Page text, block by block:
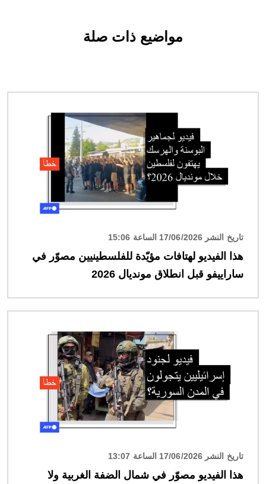
مواضيع ذات صلة
تاريخ النشر 17/06/2026 الساعة 15:06
هذا الفيديو لهتافات مؤيّدة للفلسطينيين مصوّر في
ساراييفو قبل انطلاق مونديال 2026
تاريخ النشر 17/06/2026 الساعة 13:07
هذا الفيديو مصوّر في شمال الضفة الغربية ولا